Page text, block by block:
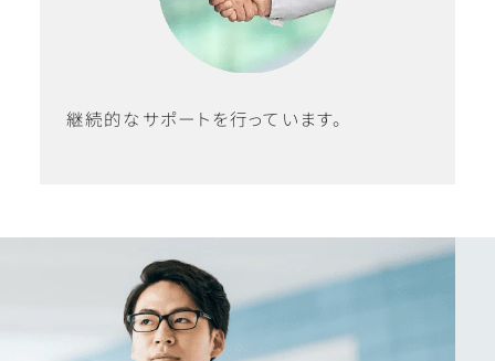
継続的なサポートを行っています。